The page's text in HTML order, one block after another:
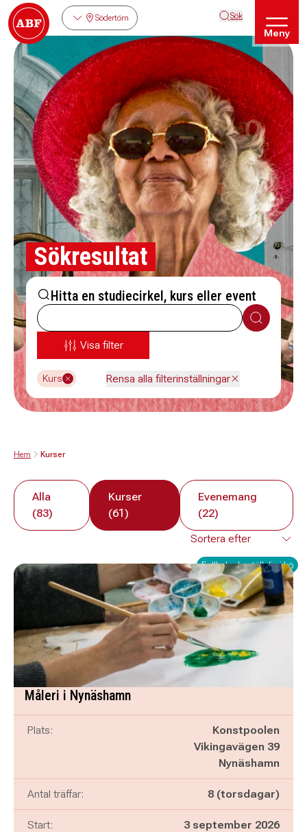
Södertörn Sök
Meny
Sökresultat
Hitta en studiecirkel, kurs eller event
Sök
Visa filter
Kurs Rensa alla filterinställningar
Hem Kurser
Alla
(83)
Kurser
(61)
Evenemang
(22)
Fullbokad - ställ dig i kö
Måleri i Nynäshamn
Plats:
Konstpoolen
Vikingavägen 39
Nynäshamn
Antal träffar: 8 (torsdagar)
Start: 3 september 2026